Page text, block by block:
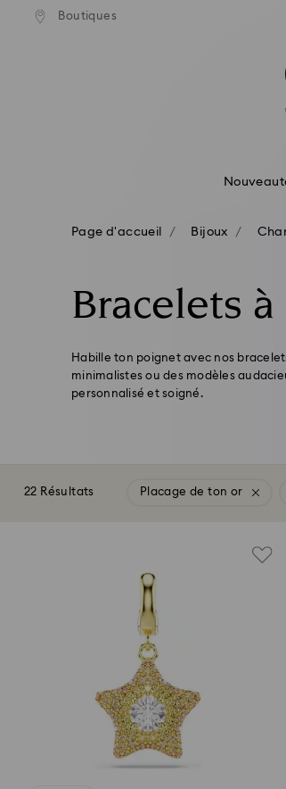
Accesskeys list
Boutiques
Page d'accueil Bijoux
Bracelets
Habille ton poignet avec nos
minimalistes ou des modèles
personnalisé et soigné.
22 Résultats Placage de ton or